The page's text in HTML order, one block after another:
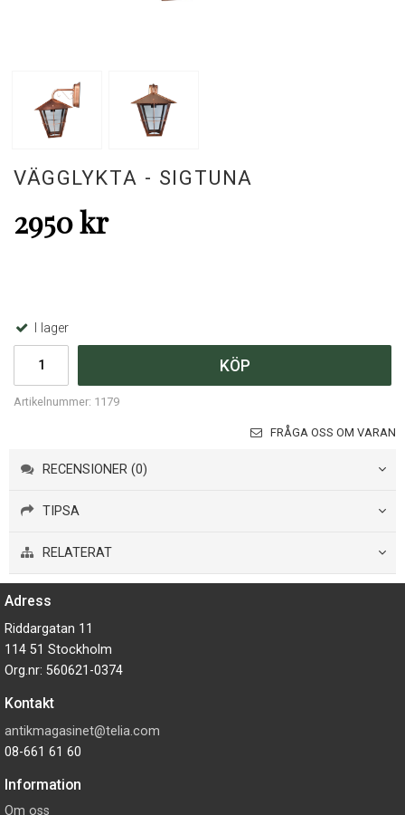
VÄGGLYKTA - SIGTUNA
2950 kr
I lager
KÖP
Artikelnummer: 1179
FRÅGA OSS OM VARAN
RECENSIONER (0)
TIPSA
RELATERAT
Adress
Riddargatan 11
114 51 Stockholm
Org.nr: 560621-0374
Kontakt
antikmagasinet@telia.com
08-661 61 60
Information
Om oss